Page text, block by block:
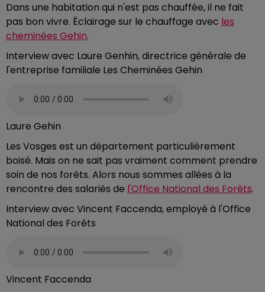
Dans une habitation qui n'est pas chauffée, il ne fait
pas bon vivre. Éclairage sur le chauffage avec les
cheminées Gehin.
Interview avec Laure Genhin, directrice générale de
l'entreprise familiale Les Cheminées Gehin
Laure Gehin
Les Vosges est un département particulièrement
boisé. Mais on ne sait pas vraiment comment prendre
soin de nos forêts. Alors nous sommes allées à la
rencontre des salariés de l'Office National des Forêts.
Interview avec Vincent Faccenda, employé à l'Office
National des Forêts
Vincent Faccenda